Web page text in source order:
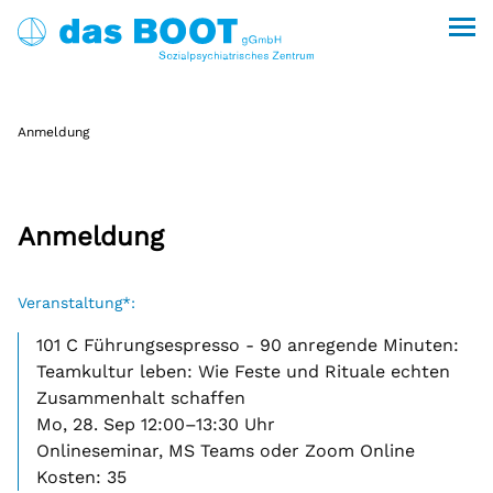
Das Boot e.V.
Pressebereich & Downloads
Unterstützen
Engagieren & Spenden
Stellenangebote
weitere besondere Wohnform wbW
(vormals abW)
besondere Wohnform
(vormals Außenwohngruppen)
Notunterbringung
Ambulant betreutes Wohnen
nach §§ 67 ff. SGB XII
Leipziger Obdach Plus
Therapie
Ambulante Soziotherapie
Psychosoziales Zentrum Dresden
Integrierte Versorgung für Menschen mit
psychischen Erkrankungen
Weiterbildungen
Weiterbildungen
Weiterbildungsprogramm
Boot e.V. 2026
PSZ Dresden 2026
News
Blog
Kalender
Anmeldung
Anmeldung
Veranstaltung*:
101 C Führungsespresso - 90 anregende Minuten:
Teamkultur leben: Wie Feste und Rituale echten
Zusammenhalt schaffen
Mo, 28. Sep 12:00–13:30 Uhr
Onlineseminar, MS Teams oder Zoom Online
Kosten: 35